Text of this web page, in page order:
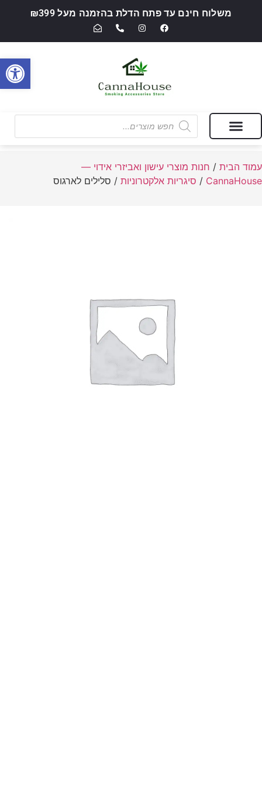
משלוח חינם עד פתח הדלת בהזמנה מעל ₪399
עמוד הבית / חנות מוצרי עישון ואביזרי אידוי —
CannaHouse
/ סיגריות אלקטרוניות / סלילים לארגוס
פתח